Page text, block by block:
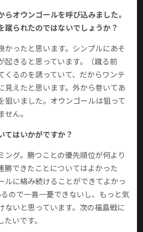
オウンゴールを呼び込みました。
蹴られたのではないでしょうか？
かったと思います。シンプルにあそ
起きると思っています。（蹴る前
くるのを誘っていて、だからワンテ
見えたと思います。外から巻いてあ
狙いました。オウンゴールは狙って
ん。
てはいかがですか？
ング。勝つことの優先順位が何より
勝できたことについてはよかった
ルに絡み続けることができてよかっ
ので一喜一憂できないし、もっと気
ないと思っています。次の福島戦に
いです。